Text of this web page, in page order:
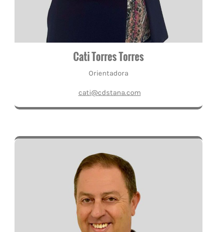
Cati Torres Torres
Orientadora
cati@cdstana.com